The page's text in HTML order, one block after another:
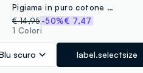
Pigiama in puro cotone blu da ragazzo regular fit con stampa
€ 14,95-50%€ 7,47
1 Colori
scuro label.selectsize